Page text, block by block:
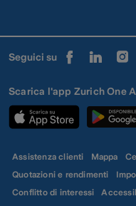
Seguici su
Scarica l'app Zurich One
Assistenza clienti Mappa
Quotazioni e rendimenti
Conflitto di interessi